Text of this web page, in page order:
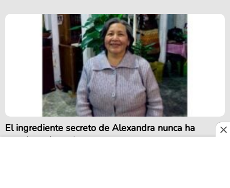
El ingrediente secreto de Alexandra nunca ha
estado en la cocina